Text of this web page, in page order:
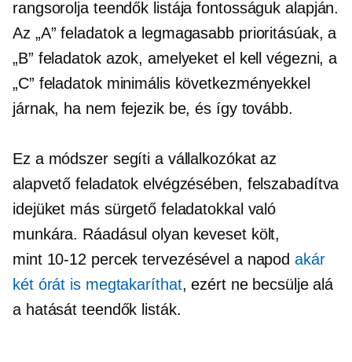
rangsorolja teendők listája fontosságuk alapján.
Az „A” feladatok a legmagasabb prioritásúak, a
„B” feladatok azok, amelyeket el kell végezni, a
„C” feladatok minimális következményekkel
járnak, ha nem fejezik be, és így tovább.
Ez a módszer segíti a vállalkozókat az
alapvető feladatok elvégzésében, felszabadítva
idejüket más sürgető feladatokkal való
munkára. Ráadásul olyan keveset költ,
mint 10-12 percek tervezésével a napodakár
két órát is megtakaríthat, ezért ne becsülje alá
a hatásátteendők listák.